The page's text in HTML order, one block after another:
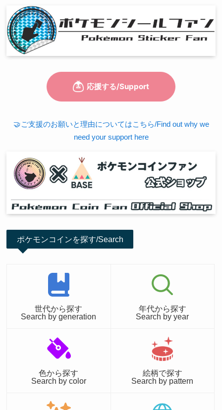
🤝ご支援のお願いと理由についてはこちら/Find out why we
need your support here
ポケモンコインを探す/Search
世代から探す
Search by generation
年代から探す
Search by year
色から探す
Search by color
絵柄で探す
Search by pattern